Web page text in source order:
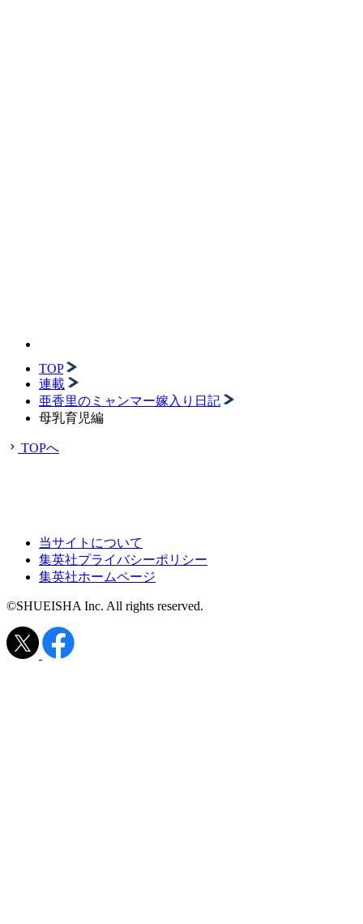
TOP
連載
亜香里のミャンマー嫁入り日記
母乳育児編
TOPへ
当サイトについて
集英社プライバシーポリシー
集英社ホームページ
©SHUEISHA Inc. All rights reserved.